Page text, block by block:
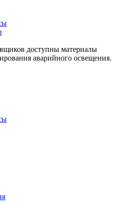
доступны материалы
аварийного освещения.